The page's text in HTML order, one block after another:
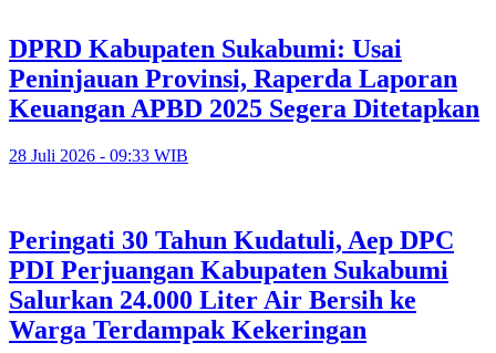
DPRD Kabupaten Sukabumi: Usai
Peninjauan Provinsi, Raperda Laporan
Keuangan APBD 2025 Segera Ditetapkan
28 Juli 2026 - 09:33 WIB
Peringati 30 Tahun Kudatuli, Aep DPC
PDI Perjuangan Kabupaten Sukabumi
Salurkan 24.000 Liter Air Bersih ke
Warga Terdampak Kekeringan